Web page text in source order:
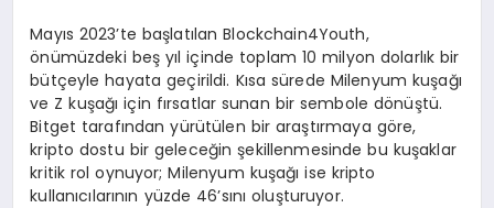
Mayıs 2023’te başlatılan Blockchain4Youth,
önümüzdeki beş yıl içinde toplam 10 milyon dolarlık bir
bütçeyle hayata geçirildi. Kısa sürede Milenyum kuşağı
ve Z kuşağı için fırsatlar sunan bir sembole dönüştü.
Bitget tarafından yürütülen bir araştırmaya göre,
kripto dostu bir geleceğin şekillenmesinde bu kuşaklar
kritik rol oynuyor; Milenyum kuşağı ise kripto
kullanıcılarının yüzde 46’sını oluşturuyor.